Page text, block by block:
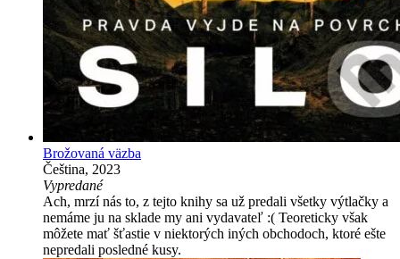
Brožovaná väzba
Čeština, 2023
Vypredané
Ach, mrzí nás to, z tejto knihy sa už predali všetky výtlačky a
nemáme ju na sklade my ani vydavateľ :( Teoreticky však
môžete mať šťastie v niektorých iných obchodoch, ktoré ešte
nepredali posledné kusy.